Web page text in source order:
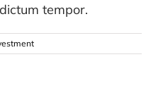
tempor.